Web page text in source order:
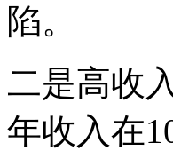
陷。
二是高收
年收入在